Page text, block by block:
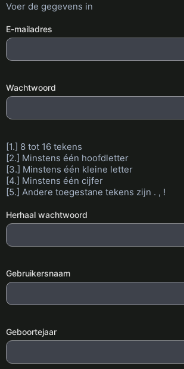
Voer de gegevens in
E-mailadres
Wachtwoord
[1.] 8 tot 16 tekens
[2.] Minstens één hoofdletter
[3.] Minstens één kleine letter
[4.] Minstens één cijfer
[5.] Andere toegestane tekens zijn . , !
Herhaal wachtwoord
Gebruikersnaam
Geboortejaar